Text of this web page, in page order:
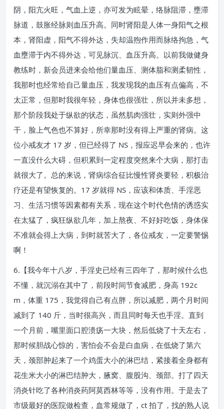
阴，阳亢火旺，气血上逆，亦可发为眩晕，络脉阻滞，壅滞
脉道，鼓胀经脉则血压升高。同时肾阳是人体一身阳气之根
本，肾阳虚，阳气不得外达，失却温煦作用而脉络拘急，气
血壅滞于内不得外达，可见脉沉、血压升高。以前我做健身
教练时，新会员进来会给他们量血压、测体脂和测柔韧性，
我那时也经常给自己量血压，我发现我的血压有点偏高，不
太正常，但那时我很年轻，身体也很强壮，所以并未多想，
那个阶段我处于纵欲的状态，虽然肌肉强壮，实则外强中
干，脸上气色也不算好，所幸那时没有得上严重的肾病。这
位小戒友才 17 岁，但已经得了 NS，报应迟早会来的，也许
一直没什么大碍，但积累到一定程度突然来个大病，那打击
就很大了。总的来说，肾病综合征比慢性肾炎要轻，积极治
疗还是有望恢复的。17 岁就得 NS，应该和体质、手淫恶
习、生活习惯等因素都有关系，现在这个时代色情的诱惑实
在太猛了，疯狂纵欲几年，加上熬夜、不好好吃饭，身体保
不准就会得上大病，到时就苦大了，各位戒友，一定要警惕
啊！
6.【我今年十八岁，手淫史已经有三四年了，那时候什么也
不懂，就沉溺在其中了，前段时间节食减肥，身高 192c
m，体重 175，我觉得自己有点胖，所以减肥，两个月时间
减到了 140 斤，当时很高兴，而且同时每天也手淫。直到
一个月前，嘴里面口腔溃疡一大块，然后低烧了十天左右，
那时候胆战心惊的，害怕会不会是白血病，在低烧了第六
天，颈部肿起来了一个鸡蛋大小的淋巴结，紧接着全身都有
花生米大小的淋巴结肿大，腋窝、腹股沟、颈部。打了四天
消炎针吃了各种消炎药阿莫西林等等，没有作用。于是去了
市级最好的医院做检查，血常规做了，ct 拍了，找的熟人说